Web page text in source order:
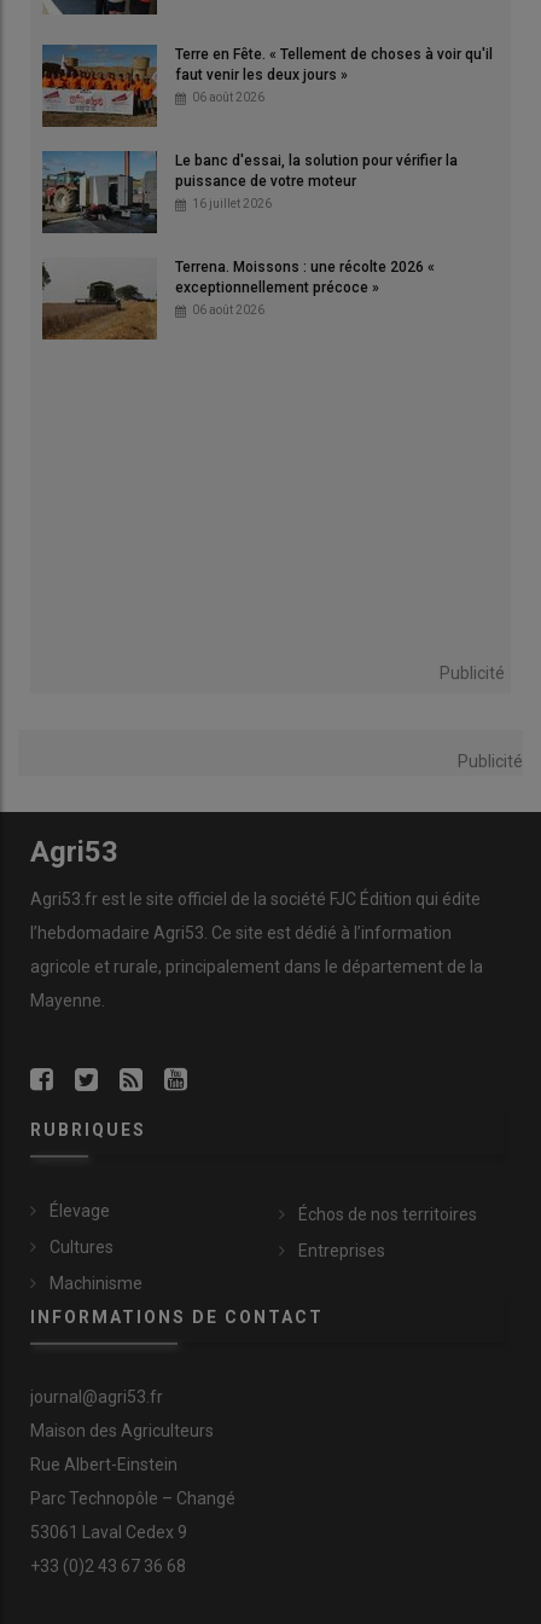
Terre en Fête. « Tellement de choses à voir qu'il
faut venir les deux jours »
06 août 2026
Le banc d'essai, la solution pour vérifier la
puissance de votre moteur
16 juillet 2026
Terrena. Moissons : une récolte 2026 «
exceptionnellement précoce »
06 août 2026
Publicité
Publicité
Agri53
Agri53.fr est le site officiel de la société FJC Édition qui édite
l’hebdomadaire Agri53. Ce site est dédié à l’information
agricole et rurale, principalement dans le département de la
Mayenne.
RUBRIQUES
Élevage
Cultures
Machinisme
Échos de nos territoires
Entreprises
INFORMATIONS DE CONTACT
journal@agri53.fr
Maison des Agriculteurs
Rue Albert-Einstein
Parc Technopôle – Changé
53061 Laval Cedex 9
+33 (0)2 43 67 36 68